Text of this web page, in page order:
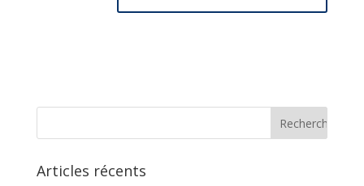
Articles récents